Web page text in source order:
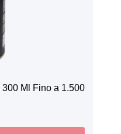
Ml Fino a 1.500